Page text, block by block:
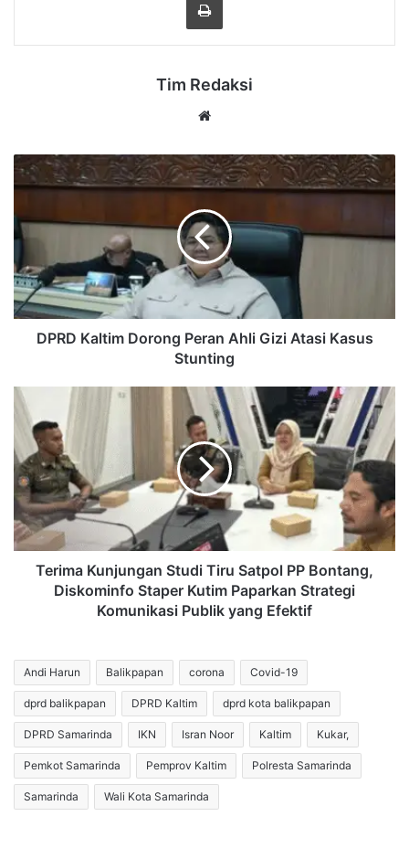
Tim Redaksi
DPRD
Kaltim
Peran
Ahli
Atasi
Kasus
Stunting
DPRD Kaltim Dorong Peran Ahli Gizi Atasi Kasus
Stunting
Terima
Kunjungan
Studi
Tiru
Satpol
PP
Bontang,
Diskominfo
Staper
Kutim
Paparkan
yang
Efektif
Terima Kunjungan Studi Tiru Satpol PP Bontang,
Diskominfo Staper Kutim Paparkan Strategi
Komunikasi Publik yang Efektif
Andi Harun Balikpapan corona Covid-19
dprd balikpapan DPRD Kaltim dprd kota balikpapan
DPRD Samarinda IKN Isran Noor Kaltim Kukar,
Pemkot Samarinda Pemprov Kaltim Polresta Samarinda
Samarinda Wali Kota Samarinda